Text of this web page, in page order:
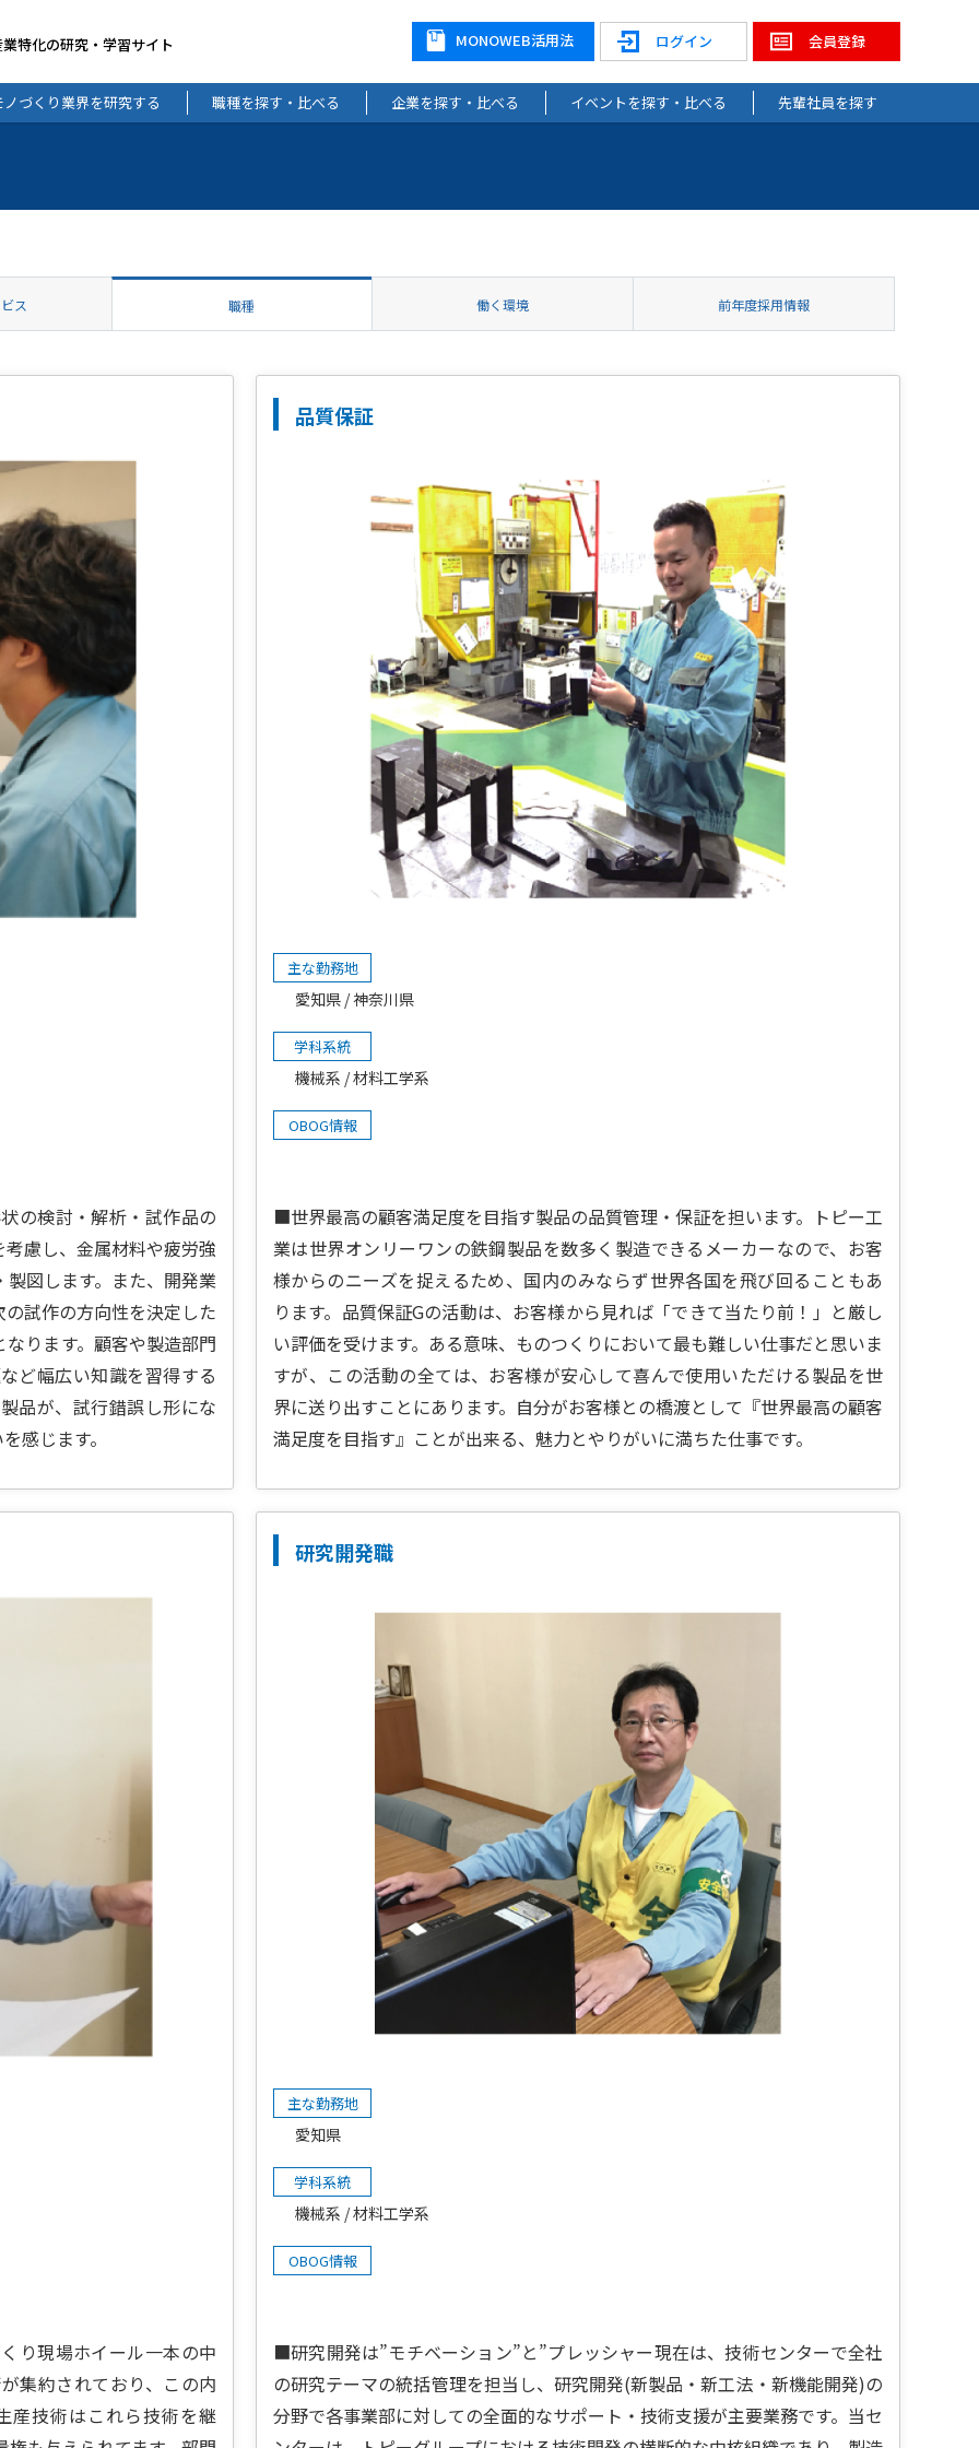
特化の研究・学習サイト 会員登録
ログイン
MONOWEB活用法
ノづくり業界を研究する 職種を探す・比べる 企業を探す・比べる イベントを探す・比べる 先輩社員を探す
ス 職種 働く環境 前年度採用情報
の検討・解析・試作品の
慮し、金属材料や疲労強
図します。また、開発業
試作の方向性を決定した
ります。顧客や製造部門
ど幅広い知識を習得する
品が、試行錯誤し形にな
感じます。
品質保証
主な勤務地
愛知県 神奈川県
学科系統
機械系 材料工学系
OBOG情報
■世界最高の顧客満足度を目指す製品の品質管理・保証を担います。トピー工
業は世界オンリーワンの鉄鋼製品を数多く製造できるメーカーなので、お客
様からのニーズを捉えるため、国内のみならず世界各国を飛び回ることもあ
ります。品質保証Gの活動は、お客様から見れば「できて当たり前！」と厳し
い評価を受けます。ある意味、ものつくりにおいて最も難しい仕事だと思いま
すが、この活動の全ては、お客様が安心して喜んで使用いただける製品を世
界に送り出すことにあります。自分がお客様との橋渡として『世界最高の顧客
満足度を目指す』ことが出来る、魅力とやりがいに満ちた仕事です。
り現場ホイール一本の中
集約されており、この内
産技術はこれら技術を継
研究開発職
主な勤務地
愛知県
学科系統
機械系 材料工学系
OBOG情報
■研究開発は”モチベーション”と”プレッシャー現在は、技術センターで全社
の研究テーマの統括管理を担当し、研究開発(新製品・新工法・新機能開発)の
分野で各事業部に対しての全面的なサポート・技術支援が主要業務です。当セ